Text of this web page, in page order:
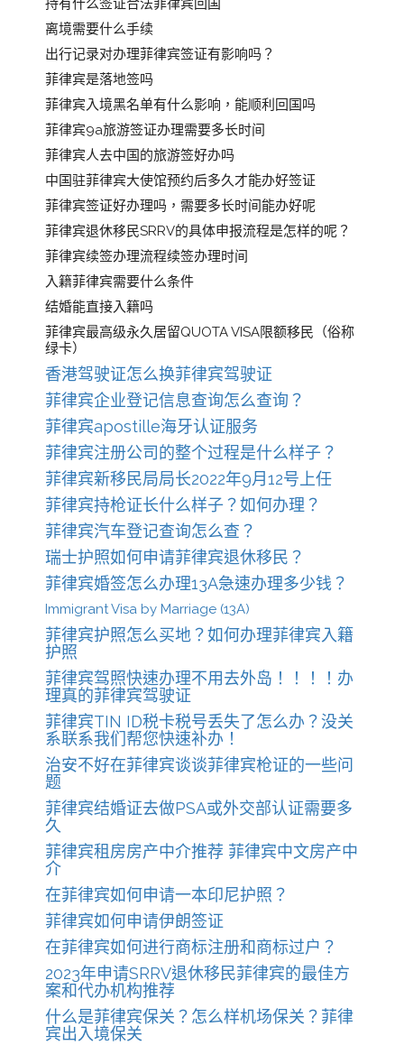
持有什么签证合法菲律宾回国
离境需要什么手续
出行记录对办理菲律宾签证有影响吗？
菲律宾是落地签吗
菲律宾入境黑名单有什么影响，能顺利回国吗
菲律宾9a旅游签证办理需要多长时间
菲律宾人去中国的旅游签好办吗
中国驻菲律宾大使馆预约后多久才能办好签证
菲律宾签证好办理吗，需要多长时间能办好呢
菲律宾退休移民SRRV的具体申报流程是怎样的呢？
菲律宾续签办理流程续签办理时间
入籍菲律宾需要什么条件
结婚能直接入籍吗
菲律宾最高级永久居留QUOTA VISA限额移民（俗称
绿卡）
香港驾驶证怎么换菲律宾驾驶证
菲律宾企业登记信息查询怎么查询？
菲律宾apostille海牙认证服务
菲律宾注册公司的整个过程是什么样子？
菲律宾新移民局局长2022年9月12号上任
菲律宾持枪证长什么样子？如何办理？
菲律宾汽车登记查询怎么查？
瑞士护照如何申请菲律宾退休移民？
菲律宾婚签怎么办理13A急速办理多少钱？
Immigrant Visa by Marriage (13A)
菲律宾护照怎么买地？如何办理菲律宾入籍
护照
菲律宾驾照快速办理不用去外岛！！！！办
理真的菲律宾驾驶证
菲律宾TIN ID税卡税号丢失了怎么办？没关
系联系我们帮您快速补办！
治安不好在菲律宾谈谈菲律宾枪证的一些问
题
菲律宾结婚证去做PSA或外交部认证需要多
久
菲律宾租房房产中介推荐 菲律宾中文房产中
介
在菲律宾如何申请一本印尼护照？
菲律宾如何申请伊朗签证
在菲律宾如何进行商标注册和商标过户？
2023年申请SRRV退休移民菲律宾的最佳方
案和代办机构推荐
什么是菲律宾保关？怎么样机场保关？菲律
宾出入境保关